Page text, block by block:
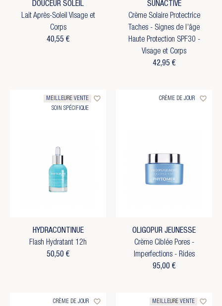
DOUCEUR SOLEIL
Lait Après-Soleil Visage et
Corps
40,55 €
SUNACTIVE
Crème Solaire Protectrice
Taches - Signes de l’âge
Haute Protection SPF30 -
Visage et Corps
42,95 €
MEILLEURE VENTE
SOIN SPÉCIFIQUE
favorite_border
HYDRACONTINUE
Flash Hydratant 12h
50,50 €
CRÈME DE JOUR favorite_border
OLIGOPUR JEUNESSE
Crème Ciblée Pores -
Imperfections - Rides
95,00 €
CRÈME DE JOUR favorite_border
MEILLEURE VENTE
favorite_border